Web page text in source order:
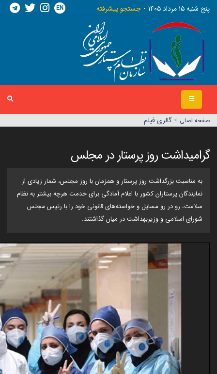
پنج شنبه ١٥ مرداد ١٤٠٥ جستجو پیشرفته EN
صفحه اصلي > گالری فیلم
گرامیداشت روز پرستار در مجلس
به مناسبت بزرگداشت روز پرستار و همزمان با روز مجلس، شمار زیادی از
نمایندگان پرستاران کشور با اعلام آمادگی برای خدمت هرچه بیشتر به نظام
سلامت، رو در رو مسایل و خواسته‌های قانونی خود را با رئیس مجلس
شورای اسلامی و وزیربهداشت در میان گذاشتند.